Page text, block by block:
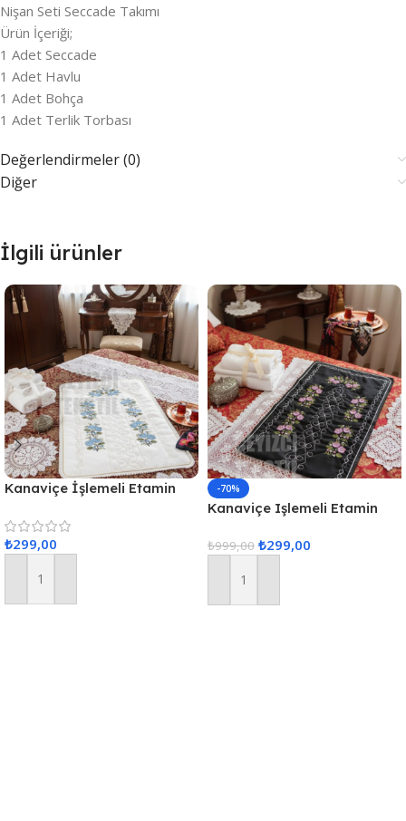
Nişan Seti Seccade Takımı
Ürün İçeriği;
1 Adet Seccade
1 Adet Havlu
1 Adet Bohça
1 Adet Terlik Torbası
Değerlendirmeler (0)
Diğer
İlgili ürünler
Kanaviçe İşlemeli Etamin
₺299,00
Sepete Ekle
-70%
Kanaviçe Işlemeli Etamin
₺999,00 ₺299,00
Sepete Ekle